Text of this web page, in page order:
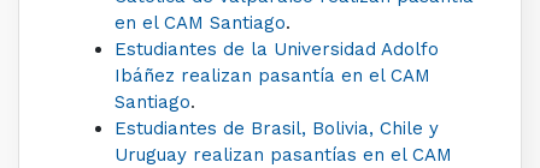
en el CAM Santiago.
Estudiantes de la Universidad Adolfo
Ibáñez realizan pasantía en el CAM
Santiago.
Estudiantes de Brasil, Bolivia, Chile y
Uruguay realizan pasantías en el CAM